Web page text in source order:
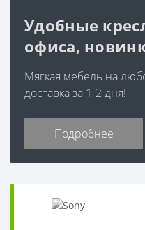
Удобные
офиса,
Мягкая мебель на
доставка за 1-2 дня!
Подробнее